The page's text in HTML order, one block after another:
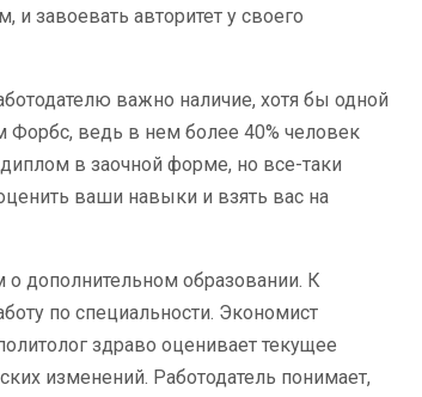
и завоевать авторитет у своего
важно наличие, хотя бы одной
Форбс, ведь в нем более 40% человек
в заочной форме, но все-таки
ваши навыки и взять вас на
дополнительном образовании. К
по специальности. Экономист
здраво оценивает текущее
изменений. Работодатель понимает,